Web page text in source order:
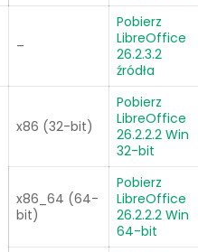
–
Pobierz
LibreOffice
26.2.3.2
źródła
x86 (32-bit)
Pobierz
LibreOffice
26.2.2.2 Win
32-bit
x86_64 (64-
bit)
Pobierz
LibreOffice
26.2.2.2 Win
64-bit